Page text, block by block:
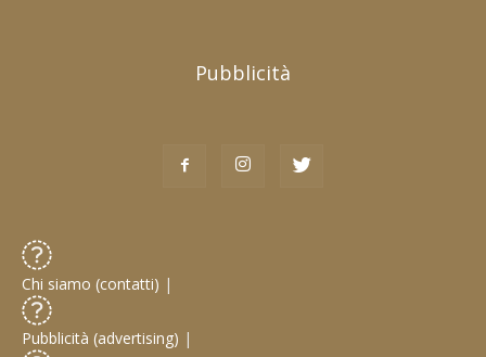
Pubblicità
Chi siamo (contatti) |
Pubblicità (advertising) |